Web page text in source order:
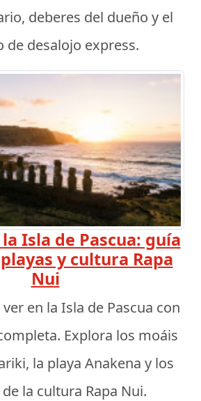
deberes del dueño y el
de desalojo express.
Isla de Pascua: guía
y cultura Rapa
Nui
en la Isla de Pascua con
Explora los moáis
la playa Anakena y los
la cultura Rapa Nui.